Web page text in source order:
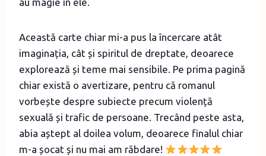
au magie în ele.
Această carte chiar mi-a pus la încercare atât
imaginația, cât și spiritul de dreptate, deoarece
explorează și teme mai sensibile. Pe prima pagină
chiar există o avertizare, pentru că romanul
vorbește despre subiecte precum violență
sexuală și trafic de persoane. Trecând peste asta,
abia aștept al doilea volum, deoarece finalul chiar
m-a șocat și nu mai am răbdare!